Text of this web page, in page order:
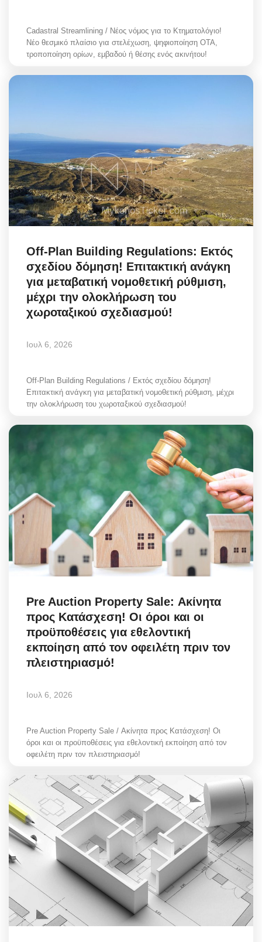
Cadastral Streamlining / Νέος νόμος για το Κτηματολόγιο!
Νέο θεσμικό πλαίσιο για στελέχωση, ψηφιοποίηση ΟΤΑ,
τροποποίηση ορίων, εμβαδού ή θέσης ενός ακινήτου!
Off-Plan Building Regulations: Εκτός
σχεδίου δόμηση! Επιτακτική ανάγκη
για μεταβατική νομοθετική ρύθμιση,
μέχρι την ολοκλήρωση του
χωροταξικού σχεδιασμού!
Ιουλ 6, 2026
Off-Plan Building Regulations / Εκτός σχεδίου δόμηση!
Επιτακτική ανάγκη για μεταβατική νομοθετική ρύθμιση, μέχρι
την ολοκλήρωση του χωροταξικού σχεδιασμού!
Pre Auction Property Sale: Ακίνητα
προς Κατάσχεση! Οι όροι και οι
προϋποθέσεις για εθελοντική
εκποίηση από τον οφειλέτη πριν τον
πλειστηριασμό!
Ιουλ 6, 2026
Pre Auction Property Sale / Ακίνητα προς Κατάσχεση! Οι
όροι και οι προϋποθέσεις για εθελοντική εκποίηση από τον
οφειλέτη πριν τον πλειστηριασμό!